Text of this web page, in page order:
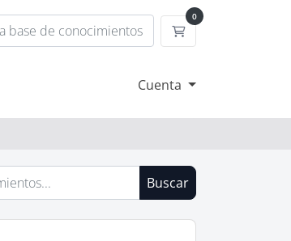
0
Carrito
Cuenta
Buscar